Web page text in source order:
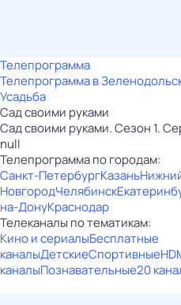
Телепрограмма
Телепрограмма в
Усадьба
Сад своими руками
Сад своими руками. Сезон 1.
null
Телепрограмма по городам:
Санкт-ПетербургКазань
НовгородЧелябинск
на-ДонуКраснодар
Телеканалы по тематикам:
Кино и сериалыБесплатные
каналыДетскиеСпортивныеHD
каналыПознавательные20